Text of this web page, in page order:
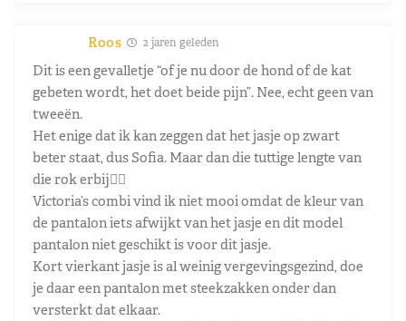
Roos 2 jaren geleden
Dit is een gevalletje “of je nu door de hond of de kat
gebeten wordt, het doet beide pijn”. Nee, echt geen van
tweeën.
Het enige dat ik kan zeggen dat het jasje op zwart
beter staat, dus Sofia. Maar dan die tuttige lengte van
die rok erbij😵‍💫
Victoria’s combi vind ik niet mooi omdat de kleur van
de pantalon iets afwijkt van het jasje en dit model
pantalon niet geschikt is voor dit jasje.
Kort vierkant jasje is al weinig vergevingsgezind, doe
je daar een pantalon met steekzakken onder dan
versterkt dat elkaar.